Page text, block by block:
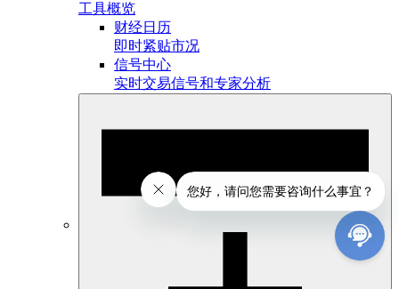
工具概览
财经日历
即时紧贴市况
信号中心
实时交易信号和专家分析